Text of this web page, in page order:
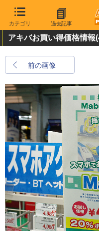
カテゴリ 過去記事
アキバお買い得価格情報
前の画像